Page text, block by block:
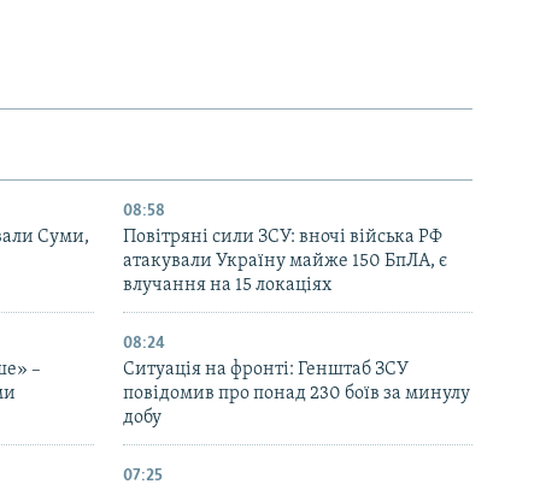
Суми,
08:58
Повітряні сили ЗСУ: вночі війська РФ
атакували Україну майже 150 БпЛА, є
влучання на 15 локаціях
–
08:24
Ситуація на фронті: Генштаб ЗСУ
повідомив про понад 230 боїв за минулу
добу
07:25